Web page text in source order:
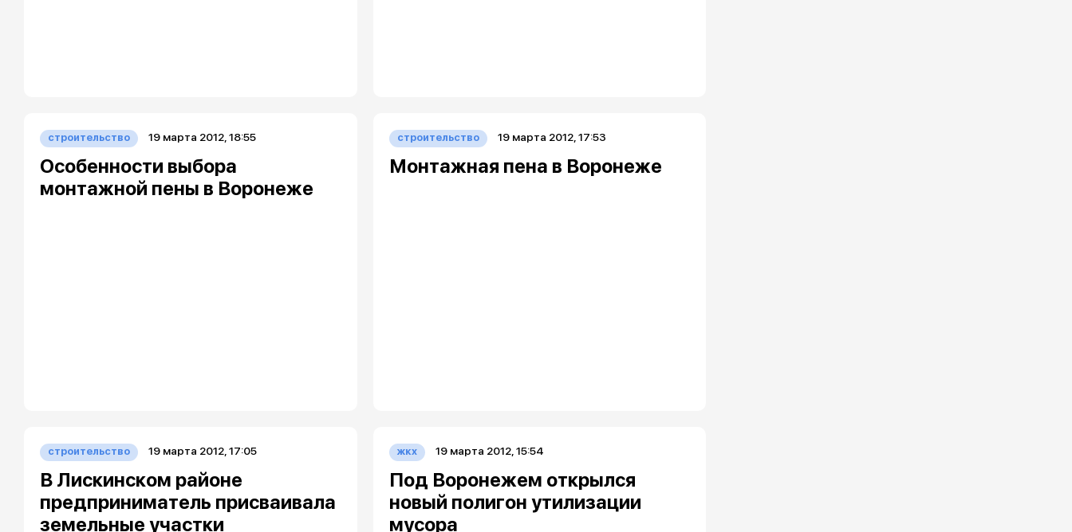
строительство 19 марта 2012, 18:55
Особенности выбора
монтажной пены в Воронеже
строительство 19 марта 2012, 17:53
Монтажная пена в Воронеже
строительство 19 марта 2012, 17:05
В Лискинском районе
предприниматель присваивала
земельные участки
жкх 19 марта 2012, 15:54
Под Воронежем открылся
новый полигон утилизации
мусора